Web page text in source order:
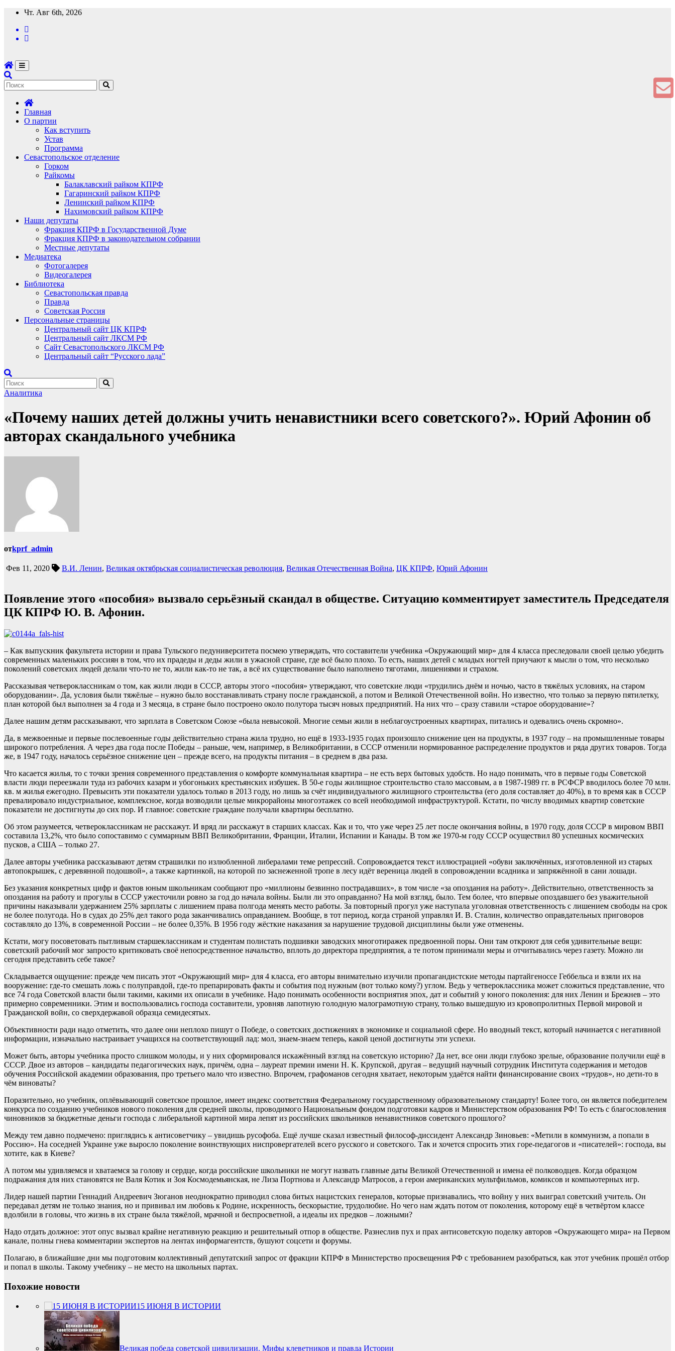
Перейти
содержимому
Чт. Авг 6th, 2026
Главная
О партии
Как вступить
Устав
Программа
Севастопольское отделение
Горком
Райкомы
Балаклавский райком КПРФ
Гагаринский райком КПРФ
Ленинский райком КПРФ
Нахимовский райком КПРФ
Наши депутаты
Фракция КПРФ в Государственной Думе
Фракция КПРФ в законодательном собрании
Местные депутаты
Медиатека
Фотогалерея
Видеогалерея
Библиотека
Севастопольская правда
Правда
Советская Россия
Персональные страницы
Центральный сайт ЦК КПРФ
Центральный сайт ЛКСМ РФ
Сайт Севастопольского ЛКСМ РФ
Центральный сайт “Русского лада”
Аналитика
«Почему наших детей должны учить ненавистники всего советского?». Юрий Афонин об
авторах скандального учебника
отkprf_admin
Фев 11, 2020 В.И. Ленин, Великая октябрьская социалистическая революция, Великая Отечественная Война, ЦК КПРФ, Юрий Афонин
Появление этого «пособия» вызвало серьёзный скандал в обществе. Ситуацию комментирует заместитель Председателя
ЦК КПРФ Ю. В. Афонин.
– Как выпускник факультета истории и права Тульского педуниверситета посмею утверждать, что составители учебника «Окружающий мир» для 4 класса преследовали своей целью убедить
современных маленьких россиян в том, что их прадеды и деды жили в ужасной стране, где всё было плохо. То есть, наших детей с младых ногтей приучают к мысли о том, что несколько
поколений советских людей делали что-то не то, жили как-то не так, а всё их существование было наполнено тяготами, лишениями и страхом.
Рассказывая четвероклассникам о том, как жили люди в СССР, авторы этого «пособия» утверждают, что советские люди «трудились днём и ночью, часто в тяжёлых условиях, на старом
оборудовании». Да, условия были тяжёлые – нужно было восстанавливать страну после гражданской, а потом и Великой Отечественной войн. Но известно, что только за первую пятилетку,
план которой был выполнен за 4 года и 3 месяца, в стране было построено около полутора тысяч новых предприятий. На них что – сразу ставили «старое оборудование»?
Далее нашим детям рассказывают, что зарплата в Советском Союзе «была невысокой. Многие семьи жили в неблагоустроенных квартирах, питались и одевались очень скромно».
Да, в межвоенные и первые послевоенные годы действительно страна жила трудно, но ещё в 1933-1935 годах произошло снижение цен на продукты, в 1937 году – на промышленные товары
широкого потребления. А через два года после Победы – раньше, чем, например, в Великобритании, в СССР отменили нормированное распределение продуктов и ряда других товаров. Тогда
же, в 1947 году, началось серьёзное снижение цен – прежде всего, на продукты питания – в среднем в два раза.
Что касается жилья, то с точки зрения современного представления о комфорте коммунальная квартира – не есть верх бытовых удобств. Но надо понимать, что в первые годы Советской
власти люди переезжали туда из рабочих казарм и убогоньких крестьянских избушек. В 50-е годы жилищное строительство стало массовым, а в 1987-1989 гг. в РСФСР вводилось более 70 млн.
кв. м жилья ежегодно. Превысить эти показатели удалось только в 2013 году, но лишь за счёт индивидуального жилищного строительства (его доля составляет до 40%), в то время как в СССР
превалировало индустриальное, комплексное, когда возводили целые микрорайоны многоэтажек со всей необходимой инфраструктурой. Кстати, по числу вводимых квартир советские
показатели не достигнуты до сих пор. И главное: советские граждане получали квартиры бесплатно.
Об этом разумеется, четвероклассникам не расскажут. И вряд ли расскажут в старших классах. Как и то, что уже через 25 лет после окончания войны, в 1970 году, доля СССР в мировом ВВП
составила 13,2%, что было сопоставимо с суммарным ВВП Великобритании, Франции, Италии, Испании и Канады. В том же 1970-м году СССР осуществил 80 успешных космических
пусков, а США – только 27.
Далее авторы учебника рассказывают детям страшилки по излюбленной либералами теме репрессий. Сопровождается текст иллюстрацией «обуви заключённых, изготовленной из старых
автопокрышек, с деревянной подошвой», а также картинкой, на которой по заснеженной тропе в лесу идёт вереница людей в сопровождении всадника и запряжённой в сани лошади.
Без указания конкретных цифр и фактов юным школьникам сообщают про «миллионы безвинно пострадавших», в том числе «за опоздания на работу». Действительно, ответственность за
опоздания на работу и прогулы в СССР ужесточили ровно за год до начала войны. Были ли это оправданно? На мой взгляд, было. Тем более, что впервые опоздавшего без уважительной
причины наказывали удержанием 25% зарплаты с лишением права полгода менять место работы. За повторный прогул уже наступала уголовная ответственность с лишением свободы на срок
не более полугода. Но в судах до 25% дел такого рода заканчивались оправданием. Вообще, в тот период, когда страной управлял И. В. Сталин, количество оправдательных приговоров
составляло до 13%, в современной России – не более 0,35%. В 1956 году жёсткие наказания за нарушение трудовой дисциплины были уже отменены.
Кстати, могу посоветовать пытливым старшеклассникам и студентам полистать подшивки заводских многотиражек предвоенной поры. Они там откроют для себя удивительные вещи:
советский рабочий мог запросто критиковать своё непосредственное начальство, вплоть до директора предприятия, а те потом принимали меры и отчитывались через газету. Можно ли
сегодня представить себе такое?
Складывается ощущение: прежде чем писать этот «Окружающий мир» для 4 класса, его авторы внимательно изучили пропагандистские методы партайгеноссе Геббельса и взяли их на
вооружение: где-то смешать ложь с полуправдой, где-то препарировать факты и события под нужным (вот только кому?) углом. Ведь у четвероклассника может сложиться представление, что
все 74 года Советской власти были такими, какими их описали в учебнике. Надо понимать особенности восприятия эпох, дат и событий у юного поколения: для них Ленин и Брежнев – это
примерно современники. Этим и воспользовались господа составители, уровняв лапотную голодную малограмотную страну, только вышедшую из кровопролитных Первой мировой и
Гражданской войн, со сверхдержавой образца семидесятых.
Объективности ради надо отметить, что далее они неплохо пишут о Победе, о советских достижениях в экономике и социальной сфере. Но вводный текст, который начинается с негативной
информации, изначально настраивает учащихся на соответствующий лад: мол, знаем-знаем теперь, какой ценой достигнуты эти успехи.
Может быть, авторы учебника просто слишком молоды, и у них сформировался искажённый взгляд на советскую историю? Да нет, все они люди глубоко зрелые, образование получили ещё в
СССР. Двое из авторов – кандидаты педагогических наук, причём, одна – лауреат премии имени Н. К. Крупской, другая – ведущий научный сотрудник Института содержания и методов
обучения Российской академии образования, про третьего мало что известно. Впрочем, графоманов сегодня хватает, некоторым удаётся найти финансирование своих «трудов», но дети-то в
чём виноваты?
Поразительно, но учебник, оплёвывающий советское прошлое, имеет индекс соответствия Федеральному государственному образовательному стандарту! Более того, он является победителем
конкурса по созданию учебников нового поколения для средней школы, проводимого Национальным фондом подготовки кадров и Министерством образования РФ! То есть с благословления
чиновников за бюджетные деньги господа с либеральной картиной мира лепят из российских школьников ненавистников советского прошлого?
Между тем давно подмечено: приглядись к антисоветчику – увидишь русофоба. Ещё лучше сказал известный философ-диссидент Александр Зиновьев: «Метили в коммунизм, а попали в
Россию». На соседней Украине уже выросло поколение воинствующих ниспровергателей всего русского и советского. Так и хочется спросить этих горе-педагогов и «писателей»: господа, вы
хотите, как в Киеве?
А потом мы удивляемся и хватаемся за голову и сердце, когда российские школьники не могут назвать главные даты Великой Отечественной и имена её полководцев. Когда образцом
подражания для них становятся не Валя Котик и Зоя Космодемьянская, не Лиза Портнова и Александр Матросов, а герои американских мультфильмов, комиксов и компьютерных игр.
Лидер нашей партии Геннадий Андреевич Зюганов неоднократно приводил слова битых нацистских генералов, которые признавались, что войну у них выиграл советский учитель. Он
передавал детям не только знания, но и прививал им любовь к Родине, искренность, бескорыстие, трудолюбие. Но чего нам ждать потом от поколения, которому ещё в четвёртом классе
вдолбили в головы, что жизнь в их стране была тяжёлой, мрачной и беспросветной, а идеалы их предков – ложными?
Надо отдать должное: этот опус вызвал крайне негативную реакцию и решительный отпор в обществе. Разнеслив пух и прах антисоветскую поделку авторов «Окружающего мира» на Первом
канале, полны гнева комментарии экспертов на лентах информагентств, бушуют соцсети и форумы.
Полагаю, в ближайшие дни мы подготовим коллективный депутатский запрос от фракции КПРФ в Министерство просвещения РФ с требованием разобраться, как этот учебник прошёл отбор
и попал в школы. Такому учебнику – не место на школьных партах.
Похожие новости
15 ИЮНЯ В ИСТОРИИ
Великая победа советской цивилизации. Мифы клеветников и правда Истории